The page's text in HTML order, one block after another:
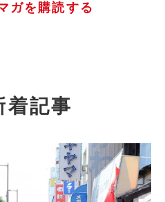
ガを購読する
着記事